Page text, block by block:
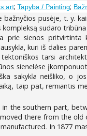
art;Tapyba / Painting;
pusėje, t. y.
sudaro
sienos
kuri iš dalies
tarsi
sienelėse
sakykla neišliko, o
taip pat, remiantis
the southern part,
there from the old
In 1877